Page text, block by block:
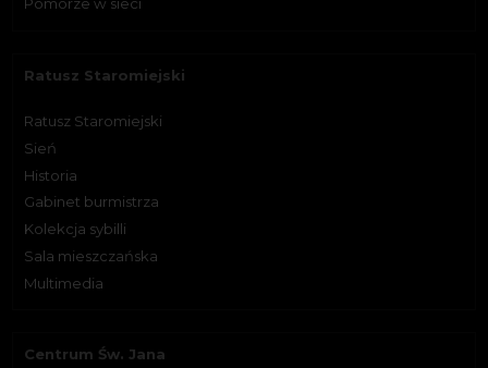
Ratusz Staromiejski
Ratusz Staromiejski
Sień
Historia
Gabinet burmistrza
Kolekcja sybilli
Sala mieszczańska
Multimedia
Centrum Św. Jana